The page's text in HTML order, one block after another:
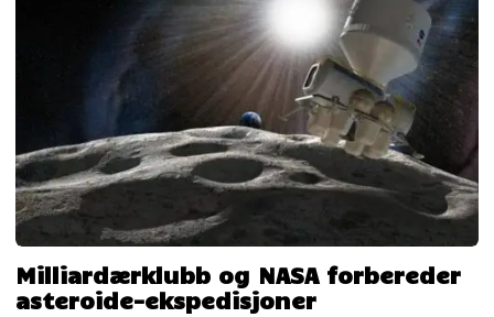
Milliardærklubb og NASA forbereder
asteroide-ekspedisjoner